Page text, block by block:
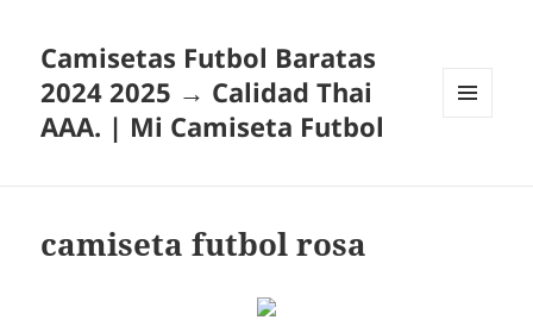
Camisetas Futbol Baratas
2024 2025 → Calidad Thai
AAA. | Mi Camiseta Futbol
camiseta futbol rosa